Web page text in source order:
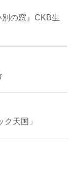
の窓』CKB生
天国」